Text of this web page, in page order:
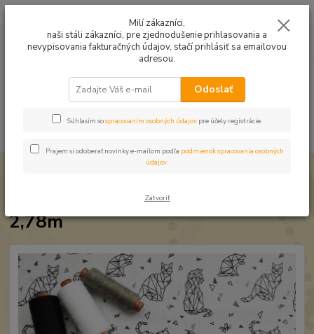
0949224331
9:00 -14:30
za0,00 EUR
Bavlna Origami - mačky len 2,78m
Bavlna Origami - mačky len
2,78m
Milí zákazníci,
naši stáli zákazníci, pre zjednodušenie prihlasovania a
nevypisovania fakturačných údajov, stačí prihlásiť sa emailovou
adresou.
Odoslať
Súhlasím sospracovaním osobných údajov pre účely registrácie.
Prajem si odoberať novinky e-mailom podľa podmienok spracovania osobných
údajov.
Zatvoriť